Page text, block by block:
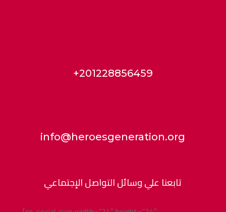
+201228856459
info@heroesgeneration.org
تابعنا علي وسائل التواصل الإجتماعي